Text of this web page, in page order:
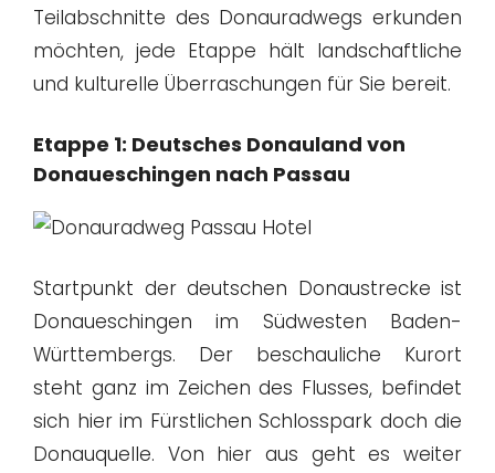
Teilabschnitte des Donauradwegs erkunden
möchten, jede Etappe hält landschaftliche
und kulturelle Überraschungen für Sie bereit.
Etappe 1: Deutsches Donauland von
Donaueschingen nach Passau
Startpunkt der deutschen Donaustrecke ist
Donaueschingen im Südwesten Baden-
Württembergs. Der beschauliche Kurort
steht ganz im Zeichen des Flusses, befindet
sich hier im Fürstlichen Schlosspark doch die
Donauquelle. Von hier aus geht es weiter